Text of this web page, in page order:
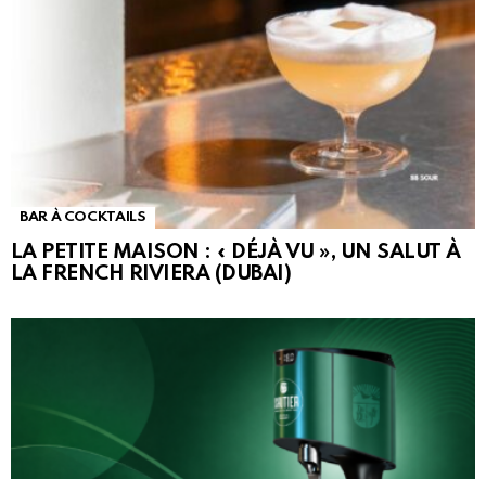
BAR À COCKTAILS
LA PETITE MAISON : « DÉJÀ VU », UN SALUT À
LA FRENCH RIVIERA (DUBAI)